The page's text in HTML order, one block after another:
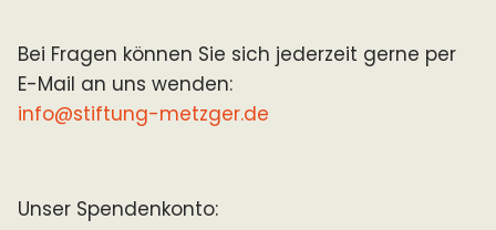
Bei Fragen können Sie sich jederzeit gerne per
E-Mail an uns wenden:
info@stiftung-metzger.de
Unser Spendenkonto: